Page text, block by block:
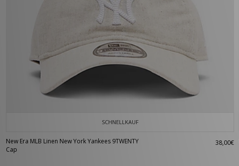
SCHNELLKAUF
New Era MLB Linen New York Yankees 9TWENTY
Cap
38,00€